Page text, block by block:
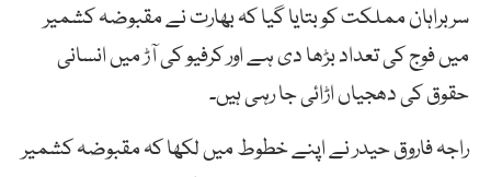
سربراہان مملکت کو بتایا گیا کہ بھارت نے مقبوضہ کشمیر
میں فوج کی تعداد بڑھا دی ہے اور کرفیو کی آڑ میں انسانی
حقوق کی دھجیاں اڑائی جا رہی ہیں۔
راجہ فاروق حیدر نے اپنے خطوط میں لکھا کہ مقبوضہ کشمیر